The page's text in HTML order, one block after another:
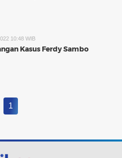
10:48 WIB
Kasus Ferdy Sambo
1